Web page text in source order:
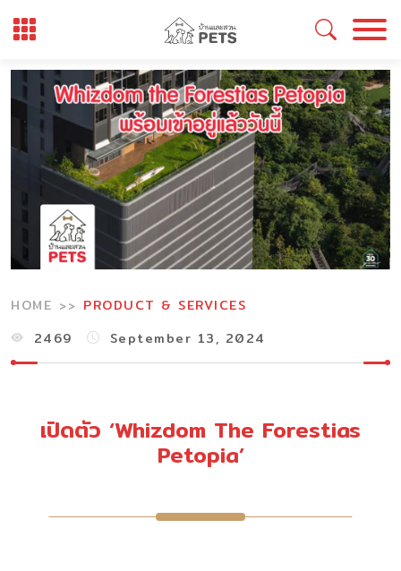
to
HOME
PRODUCT & SERVICES
2469
September 13, 2024
เปิดตัว ‘Whizdom The Forestias
Petopia’